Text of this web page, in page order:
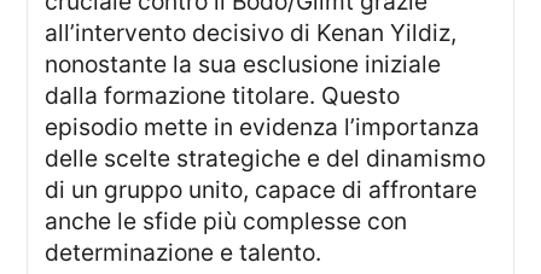
all’intervento decisivo di Kenan Yildiz,
nonostante la sua esclusione iniziale
dalla formazione titolare. Questo
episodio mette in evidenza l’importanza
delle scelte strategiche e del dinamismo
di un gruppo unito, capace di affrontare
anche le sfide più complesse con
determinazione e talento.